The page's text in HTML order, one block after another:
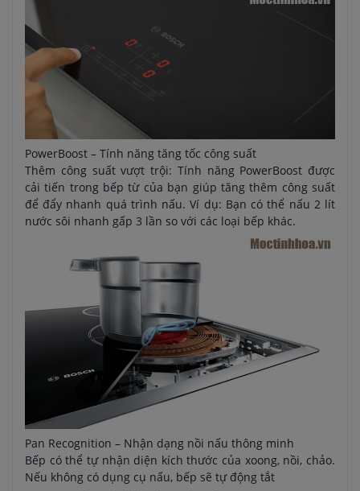
PowerBoost – Tính năng tăng tốc công suất
Thêm công suất vượt trội: Tính năng PowerBoost được
cải tiến trong bếp từ của bạn giúp tăng thêm công suất
để đẩy nhanh quá trình nấu. Ví dụ: Bạn có thể nấu 2 lít
nước sôi nhanh gấp 3 lần so với các loại bếp khác.
Pan Recognition – Nhận dạng nồi nấu thông minh
Bếp có thể tự nhận diện kích thước của xoong, nồi, chảo.
Nếu không có dụng cụ nấu, bếp sẽ tự động tắt